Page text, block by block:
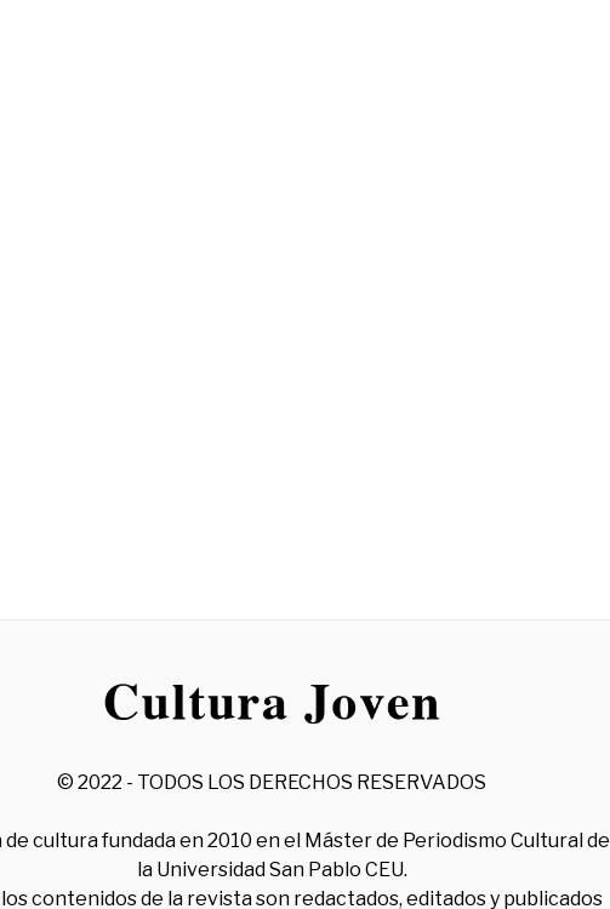
© 2022 - TODOS LOS DERECHOS RESERVADOS
de cultura fundada en 2010 en el Máster de Periodismo Cultural de
la Universidad San Pablo CEU.
los contenidos de la revista son redactados, editados y publicados